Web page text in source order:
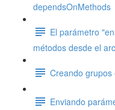
dependsOnMethods
El parámetro
métodos desde el
Creando
Enviando